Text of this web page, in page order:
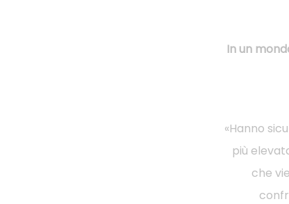
In un
«Hanno
più
che